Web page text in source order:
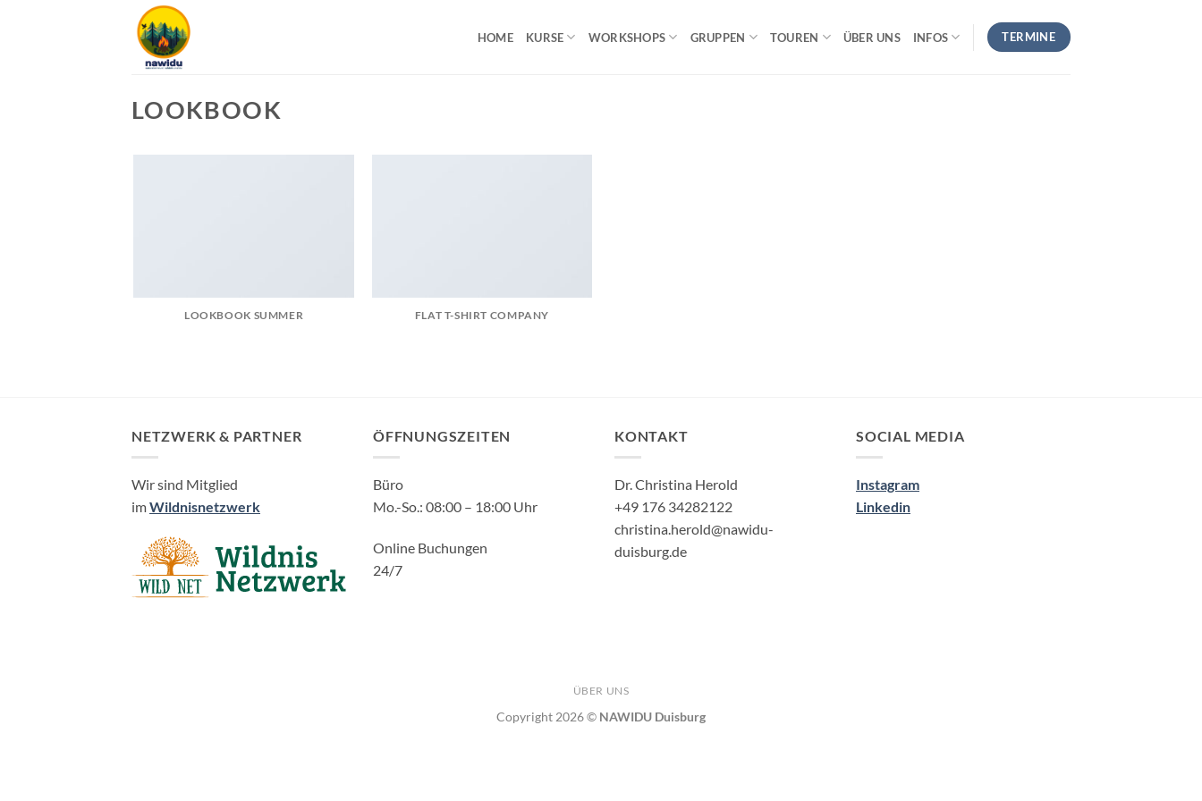
HOME KURSE WORKSHOPS GRUPPEN TOUREN ÜBER UNS INFOS TERMINE
LOOKBOOK
LOOKBOOK SUMMER FLAT T-SHIRT COMPANY
NETZWERK & PARTNER
Wir sind Mitglied
imWildnisnetzwerk
ÖFFNUNGSZEITEN
Büro
Mo.-So.: 08:00 – 18:00 Uhr
Online Buchungen
24/7
KONTAKT
Dr. Christina Herold
+49 176 34282122
christina.herold@nawidu-
duisburg.de
SOCIAL MEDIA
Instagram
Linkedin
ÜBER UNS
Copyright 2026 © NAWIDU Duisburg